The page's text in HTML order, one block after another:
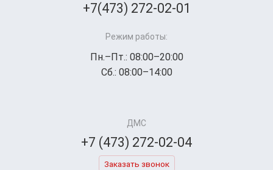
+7(473) 272-02-01
Режим работы:
Пн.–Пт.: 08:00–20:00
Сб.: 08:00–14:00
ДМС
+7 (473) 272-02-04
Заказать звонок